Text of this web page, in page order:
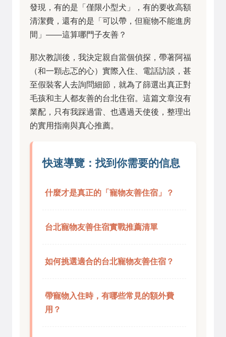
發現，有的是「僅限小型犬」，有的要收高額
清潔費，還有的是「可以帶，但寵物不能進房
間」——這算哪門子友善？
那次教訓後，我決定親自當個偵探，帶著阿福
（和一顆忐忑的心）實際入住、電話訪談，甚
至假裝客人去詢問細節，就為了篩選出真正對
毛孩和主人都友善的台北住宿。這篇文章沒有
業配，只有我踩過雷、也遇過天使後，整理出
的實用指南與真心推薦。
快速導覽：找到你需要的信息
什麼才是真正的「寵物友善住宿」？
台北寵物友善住宿實戰推薦清單
如何挑選適合的台北寵物友善住宿？
帶寵物入住時，有哪些常見的額外費
用？